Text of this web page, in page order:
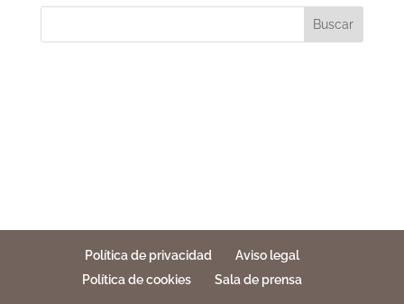
Buscar
Política de privacidad
Aviso legal
Política de cookies
Sala de prensa